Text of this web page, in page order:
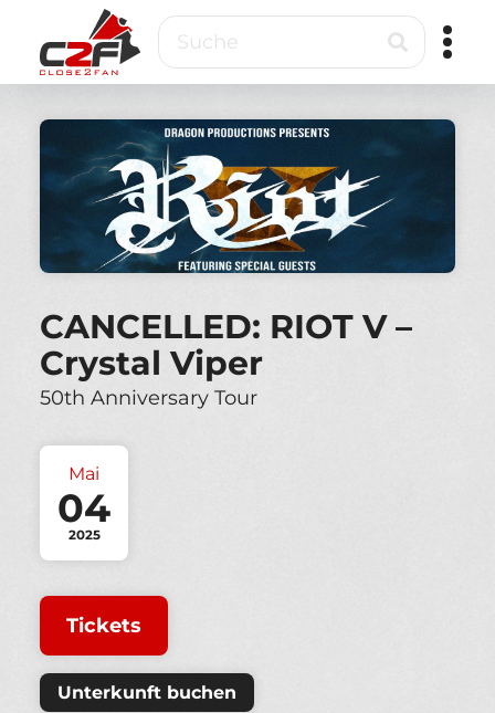
Inhalt
to
fan
&
VIP
ticketing
Suche
CANCELLED: RIOT V –
Crystal Viper
50th Anniversary Tour
Mai
04
2025
Tickets
Unterkunft buchen